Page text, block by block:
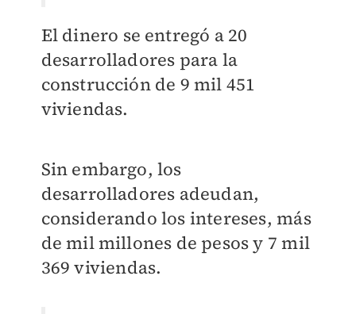
El dinero se entregó a 20
desarrolladores para la
construcción de 9 mil 451
viviendas.
Sin embargo, los
desarrolladores adeudan,
considerando los intereses, más
de mil millones de pesos y 7 mil
369 viviendas.